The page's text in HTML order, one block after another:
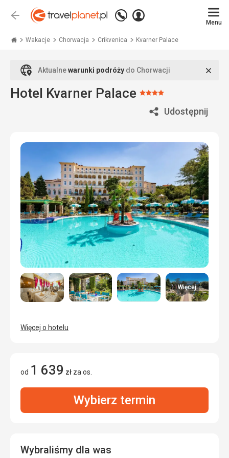
Wstecz
Zadzwoń
+48
771
Zaloguj
Menu
Wakacje Chorwacja Crikvenica Kvarner Palace
Aktualnewarunki podróży do Chorwacji
Hotel Kvarner Palace Ocena:
4/5 Udostępnij
Więcej
Więcej o hotelu
od 1 639 zł za os.
Wybierz termin
Wybraliśmy dla was